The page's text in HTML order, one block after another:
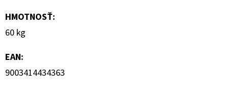
HMOTNOSŤ:
60 kg
EAN:
9003414434363